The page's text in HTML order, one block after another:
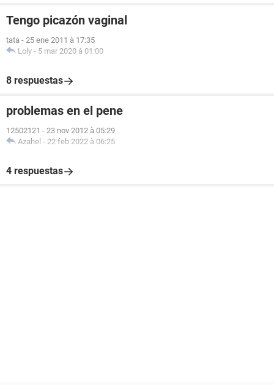
Tengo picazón vaginal
tata - 25 ene 2011 à 17:35
Loly - 5 mar 2020 à 01:00
8 respuestas
problemas en el pene
12502121 - 23 nov 2012 à 05:29
Azahel - 22 feb 2022 à 06:25
4 respuestas